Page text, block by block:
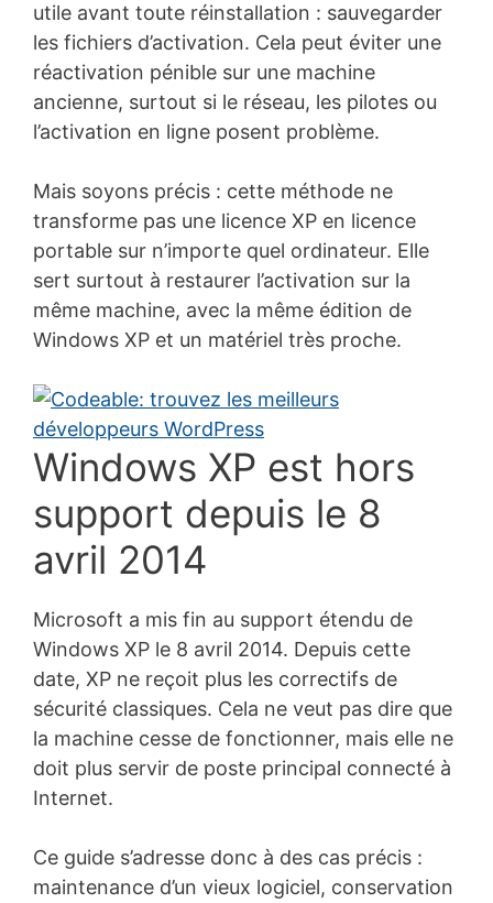
utile avant toute réinstallation : sauvegarder
les fichiers d’activation. Cela peut éviter une
réactivation pénible sur une machine
ancienne, surtout si le réseau, les pilotes ou
l’activation en ligne posent problème.
Mais soyons précis : cette méthode ne
transforme pas une licence XP en licence
portable sur n’importe quel ordinateur. Elle
sert surtout à restaurer l’activation sur la
même machine, avec la même édition de
Windows XP et un matériel très proche.
Windows XP est hors
support depuis le 8
avril 2014
Microsoft a mis fin au support étendu de
Windows XP le 8 avril 2014. Depuis cette
date, XP ne reçoit plus les correctifs de
sécurité classiques. Cela ne veut pas dire que
la machine cesse de fonctionner, mais elle ne
doit plus servir de poste principal connecté à
Internet.
Ce guide s’adresse donc à des cas précis :
maintenance d’un vieux logiciel, conservation